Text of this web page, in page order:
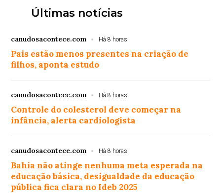
Últimas notícias
canudosacontece.com Há 8 horas
Pais estão menos presentes na criação de
filhos, aponta estudo
canudosacontece.com Há 8 horas
Controle do colesterol deve começar na
infância, alerta cardiologista
canudosacontece.com Há 8 horas
Bahia não atinge nenhuma meta esperada na
educação básica, desigualdade da educação
pública fica clara no Ideb 2025